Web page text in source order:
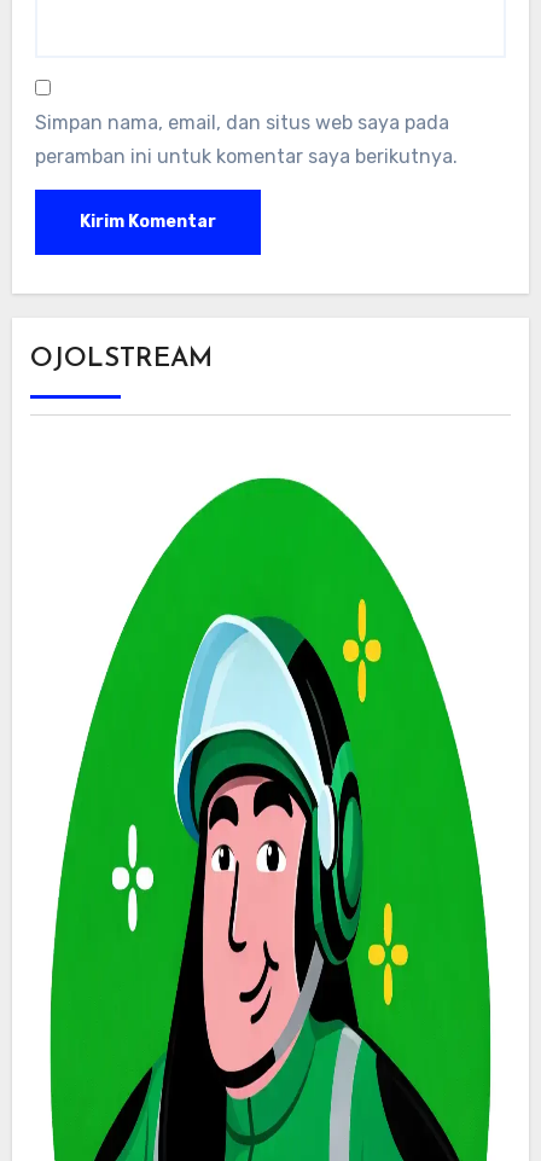
Simpan nama, email, dan situs web saya pada
peramban ini untuk komentar saya berikutnya.
OJOLSTREAM